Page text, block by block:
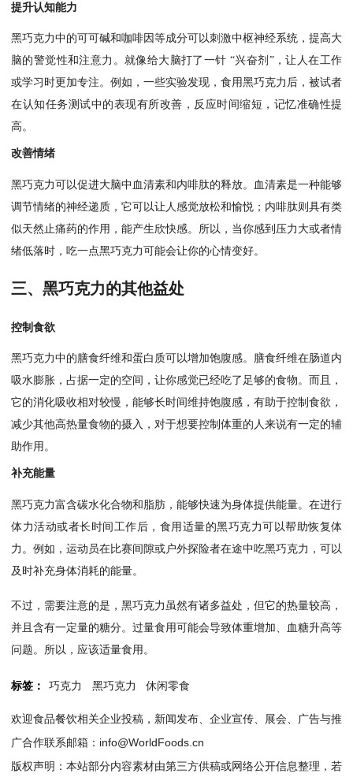
提升认知能力
黑巧克力中的可可碱和咖啡因等成分可以刺激中枢神经系统，提高大
脑的警觉性和注意力。就像给大脑打了一针 “兴奋剂”，让人在工作
或学习时更加专注。例如，一些实验发现，食用黑巧克力后，被试者
在认知任务测试中的表现有所改善，反应时间缩短，记忆准确性提
高。
改善情绪
黑巧克力可以促进大脑中血清素和内啡肽的释放。血清素是一种能够
调节情绪的神经递质，它可以让人感觉放松和愉悦；内啡肽则具有类
似天然止痛药的作用，能产生欣快感。所以，当你感到压力大或者情
绪低落时，吃一点黑巧克力可能会让你的心情变好。
三、黑巧克力的其他益处
控制食欲
黑巧克力中的膳食纤维和蛋白质可以增加饱腹感。膳食纤维在肠道内
吸水膨胀，占据一定的空间，让你感觉已经吃了足够的食物。而且，
它的消化吸收相对较慢，能够长时间维持饱腹感，有助于控制食欲，
减少其他高热量食物的摄入，对于想要控制体重的人来说有一定的辅
助作用。
补充能量
黑巧克力富含碳水化合物和脂肪，能够快速为身体提供能量。在进行
体力活动或者长时间工作后，食用适量的黑巧克力可以帮助恢复体
力。例如，运动员在比赛间隙或户外探险者在途中吃黑巧克力，可以
及时补充身体消耗的能量。
不过，需要注意的是，黑巧克力虽然有诸多益处，但它的热量较高，
并且含有一定量的糖分。过量食用可能会导致体重增加、血糖升高等
问题。所以，应该适量食用。
标签： 巧克力 黑巧克力 休闲零食
欢迎食品餐饮相关企业投稿，新闻发布、企业宣传、展会、广告与推
广合作联系邮箱：info@WorldFoods.cn
版权声明：本站部分内容素材由第三方供稿或网络公开信息整理，若